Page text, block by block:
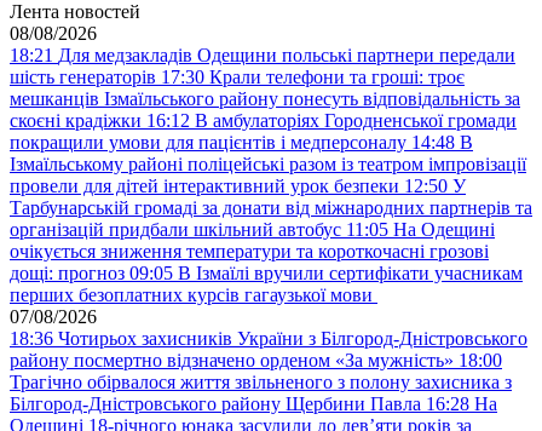
Лента новостей
08/08/2026
18:21 Для медзакладів Одещини польські партнери передали
шість генераторів 17:30 Крали телефони та гроші: троє
мешканців Ізмаїльського району понесуть відповідальність за
скоєні крадіжки 16:12 В амбулаторіях Городненської громади
покращили умови для пацієнтів і медперсоналу 14:48 В
Ізмаїльському районі поліцейські разом із театром імпровізації
провели для дітей інтерактивний урок безпеки 12:50 У
Тарбунарській громаді за донати від міжнародних партнерів та
організацій придбали шкільний автобус 11:05 На Одещині
очікується зниження температури та короткочасні грозові
дощі: прогноз 09:05 В Ізмаїлі вручили сертифікати учасникам
перших безоплатних курсів гагаузької мови
07/08/2026
18:36 Чотирьох захисників України з Білгород-Дністровського
району посмертно відзначено орденом «За мужність» 18:00
Трагічно обірвалося життя звільненого з полону захисника з
Білгород-Дністровського району Щербини Павла 16:28 На
Одещині 18-річного юнака засудили до дев’яти років за